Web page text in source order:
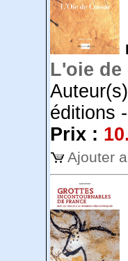
L'oie de
éditions
Prix :
Ajouter